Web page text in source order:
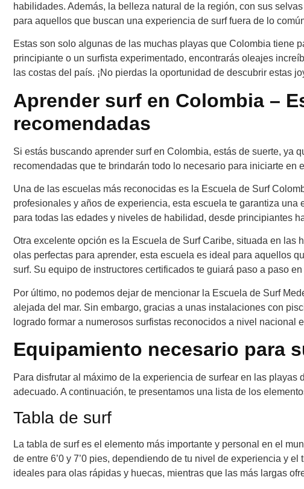
habilidades. Además, la belleza natural de la región, con sus
para aquellos que buscan una experiencia de surf fuera de lo
Estas son solo algunas de las muchas playas que Colombia tiene
principiante o un surfista experimentado, encontrarás oleajes
las costas del país. ¡No pierdas la oportunidad de descubrir estas
Aprender surf en Colombia –
recomendadas
Si estás buscando aprender surf en Colombia, estás de suerte, ya
recomendadas que te brindarán todo lo necesario para iniciarte en
Una de las escuelas más reconocidas es la Escuela de Surf
profesionales y años de experiencia, esta escuela te garantiza
para todas las edades y niveles de habilidad, desde principiantes
Otra excelente opción es la Escuela de Surf Caribe, situada en
olas perfectas para aprender, esta escuela es ideal para aquellos
surf. Su equipo de instructores certificados te guiará paso a paso
Por último, no podemos dejar de mencionar la Escuela de Surf
alejada del mar. Sin embargo, gracias a unas instalaciones con
logrado formar a numerosos surfistas reconocidos a nivel nacional
Equipamiento necesario para
Para disfrutar al máximo de la experiencia de surfear en las
adecuado. A continuación, te presentamos una lista de los
Tabla de surf
La tabla de surf es el elemento más importante y personal en el
de entre 6’0 y 7’0 pies, dependiendo de tu nivel de experiencia y
ideales para olas rápidas y huecas, mientras que las más largas